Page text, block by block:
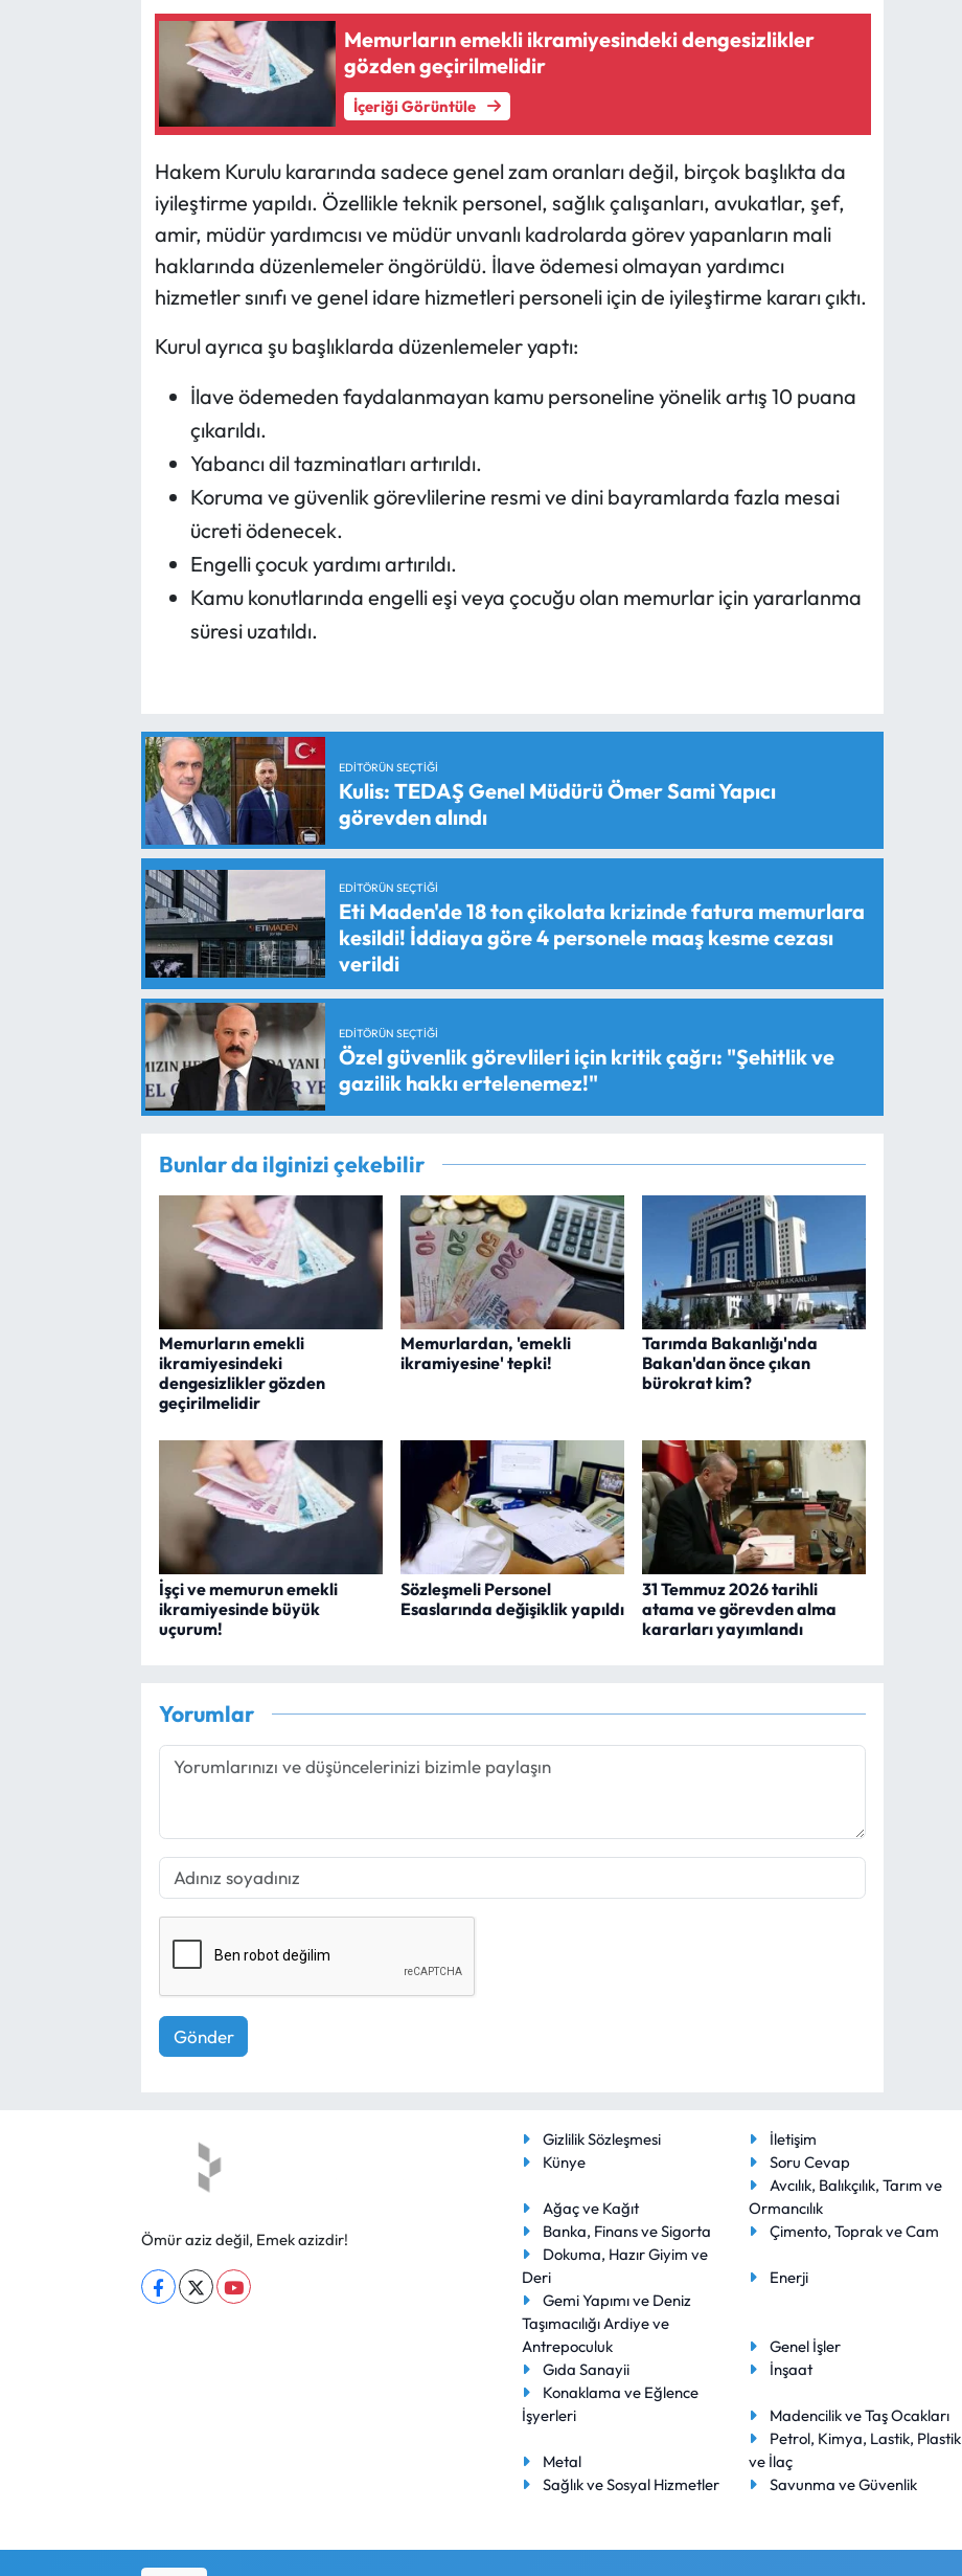
Memurların emekli ikramiyesindeki dengesizlikler
gözden geçirilmelidir
İçeriği Görüntüle
Hakem Kurulu kararında sadece genel zam oranları değil, birçok başlıkta da
iyileştirme yapıldı. Özellikle teknik personel, sağlık çalışanları, avukatlar, şef,
amir, müdür yardımcısı ve müdür unvanlı kadrolarda görev yapanların mali
haklarında düzenlemeler öngörüldü. İlave ödemesi olmayan yardımcı
hizmetler sınıfı ve genel idare hizmetleri personeli için de iyileştirme kararı çıktı.
Kurul ayrıca şu başlıklarda düzenlemeler yaptı:
İlave ödemeden faydalanmayan kamu personeline yönelik artış 10 puana
çıkarıldı.
Yabancı dil tazminatları artırıldı.
Koruma ve güvenlik görevlilerine resmi ve dini bayramlarda fazla mesai
ücreti ödenecek.
Engelli çocuk yardımı artırıldı.
Kamu konutlarında engelli eşi veya çocuğu olan memurlar için yararlanma
süresi uzatıldı.
EDITÖRÜN SEÇTIĞI
Kulis: TEDAŞ Genel Müdürü Ömer Sami Yapıcı
görevden alındı
EDITÖRÜN SEÇTIĞI
Eti Maden'de 18 ton çikolata krizinde fatura memurlara
kesildi! İddiaya göre 4 personele maaş kesme cezası
verildi
EDITÖRÜN SEÇTIĞI
Özel güvenlik görevlileri için kritik çağrı: "Şehitlik ve
gazilik hakkı ertelenemez!"
Bunlar da ilginizi çekebilir
Memurların emekli
ikramiyesindeki
dengesizlikler gözden
geçirilmelidir
Memurlardan, 'emekli
ikramiyesine' tepki!
Tarımda Bakanlığı'nda
Bakan'dan önce çıkan
bürokrat kim?
İşçi ve memurun emekli
ikramiyesinde büyük
uçurum!
Sözleşmeli Personel
Esaslarında değişiklik yapıldı
31 Temmuz 2026 tarihli
atama ve görevden alma
kararları yayımlandı
Yorumlar
Gönder
Ömür aziz değil, Emek azizdir!
Gizlilik Sözleşmesi
İletişim
Künye
Soru Cevap
Ağaç ve Kağıt
Avcılık, Balıkçılık, Tarım ve
Ormancılık
Banka, Finans ve Sigorta
Çimento, Toprak ve Cam
Dokuma, Hazır Giyim ve
Deri
Enerji
Gemi Yapımı ve Deniz
Taşımacılığı Ardiye ve
Antrepoculuk
Genel İşler
Gıda Sanayii
İnşaat
Konaklama ve Eğlence
İşyerleri
Madencilik ve Taş Ocakları
Metal
Petrol, Kimya, Lastik, Plastik
ve İlaç
Sağlık ve Sosyal Hizmetler
Savunma ve Güvenlik